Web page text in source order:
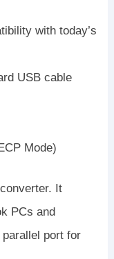
with today’s
USB cable
Mode)
It
PCs and
port for